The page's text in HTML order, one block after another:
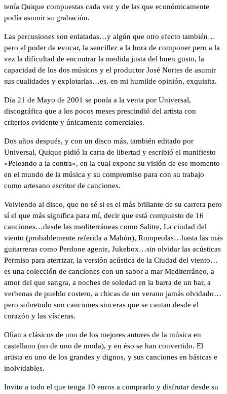
tenía Quique compuestas cada vez y de las que económicamente
podía asumir su grabación.
Las percusiones son enlatadas…y algún que otro efecto también…
pero el poder de evocar, la sencillez a la hora de componer pero a la
vez la dificultad de encontrar la medida justa del buen gusto, la
capacidad de los dos músicos y el productor José Nortes de asumir
sus cualidades y explotarlas…es, en mi humilde opinión, exquisita.
Día 21 de Mayo de 2001 se ponía a la venta por Universal,
discográfica que a los pocos meses prescindió del artista con
criterios evidente y únicamente comerciales.
Dos años después, y con un disco más, también editado por
Universal, Quique pidió la carta de libertad y escribió el manifiesto
«Peleando a la contra», en la cual expone su visión de ese momento
en el mundo de la música y su compromiso para con su trabajo
como artesano escritor de canciones.
Volviendo al disco, que no sé si es el más brillante de su carrera pero
sí el que más significa para mí, decir que está compuesto de 16
canciones…desde las mediterráneas como Salitre, La ciudad del
viento (probablemente referida a Mahón), Rompeolas…hasta las más
guitarreras como Perdone agente, Jukebox…sin olvidar las acústicas
Permiso para aterrizar, la versión acústica de la Ciudad del viento…
es una colección de canciones con un sabor a mar Mediterráneo, a
amor del que sangra, a noches de soledad en la barra de un bar, a
verbenas de pueblo costero, a chicas de un verano jamás olvidado…
pero sobretodo son canciones sinceras que se cantan desde el
corazón y las vísceras.
Olían a clásicos de uno de los mejores autores de la música en
castellano (no de uno de moda), y en éso se han convertido. El
artista en uno de los grandes y dignos, y sus canciones en básicas e
inolvidables.
Invito a todo el que tenga 10 euros a comprarlo y disfrutar desde su